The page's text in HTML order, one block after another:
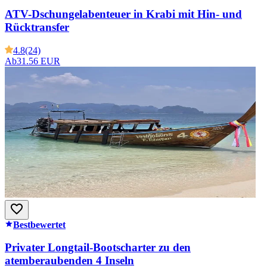
ATV-Dschungelabenteuer in Krabi mit Hin- und
Rücktransfer
4.8(24)
Ab31.56 EUR
Bestbewertet
Privater Longtail-Bootscharter zu den
atemberaubenden 4 Inseln